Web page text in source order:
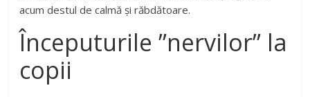
acum destul de calmă și răbdătoare.
Începuturile ”nervilor” la
copii